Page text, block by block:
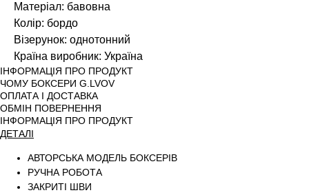
Матеріал: бавовна
Колір: бордо
Візерунок: однотонний
Країна виробник: Україна
ІНФОРМАЦІЯ ПРО ПРОДУКТ
ЧОМУ БОКСЕРИ G.LVOV
ОПЛАТА І ДОСТАВКА
ОБМІН ПОВЕРНЕННЯ
ІНФОРМАЦІЯ ПРО ПРОДУКТ
ДЕТАЛІ
АВТОРСЬКА МОДЕЛЬ БОКСЕРІВ
РУЧНА РОБОТА
ЗАКРИТІ ШВИ